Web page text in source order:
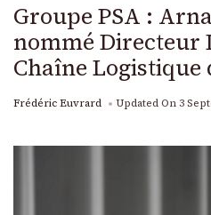
Groupe PSA :
nommé Directeur
Chaîne Logistique
Frédéric Euvrard Updated On 3